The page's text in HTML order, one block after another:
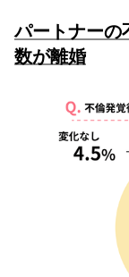
パートナーの
数が離婚